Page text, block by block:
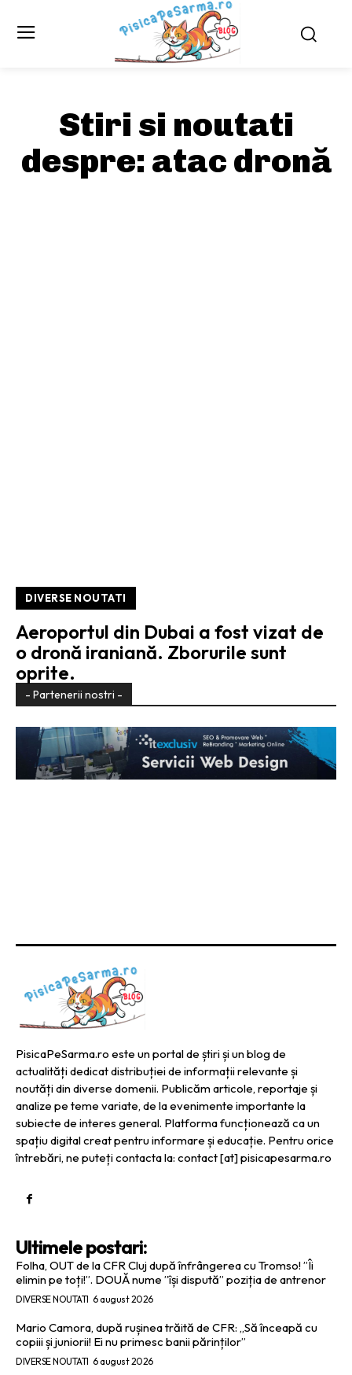
Stiri si noutati
despre: atac dronă
DIVERSE NOUTATI
Aeroportul din Dubai a fost vizat de
o dronă iraniană. Zborurile sunt
oprite.
- Partenerii nostri -
PisicaPeSarma.ro este un portal de știri și un blog de
actualități dedicat distribuției de informații relevante și
noutăți din diverse domenii. Publicăm articole, reportaje și
analize pe teme variate, de la evenimente importante la
subiecte de interes general. Platforma funcționează ca un
spațiu digital creat pentru informare și educație. Pentru orice
întrebări, ne puteți contacta la: contact [at] pisicapesarma.ro
Ultimele postari:
Folha, OUT de la CFR Cluj după înfrângerea cu Tromso! ”Îi
elimin pe toți!”. DOUĂ nume ”își dispută” poziția de antrenor
DIVERSE NOUTATI 6 august 2026
Mario Camora, după rușinea trăită de CFR: „Să înceapă cu
copiii și juniorii! Ei nu primesc banii părinților”
DIVERSE NOUTATI 6 august 2026